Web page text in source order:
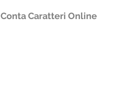
Conta Caratteri Online